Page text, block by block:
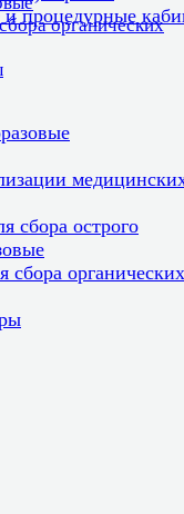
органических
процедурные
сбора острого
сбора органических